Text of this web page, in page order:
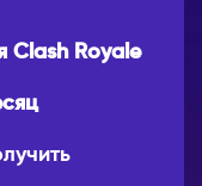
Clash Royale